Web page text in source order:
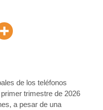
de los teléfonos
trimestre de 2026
a pesar de una